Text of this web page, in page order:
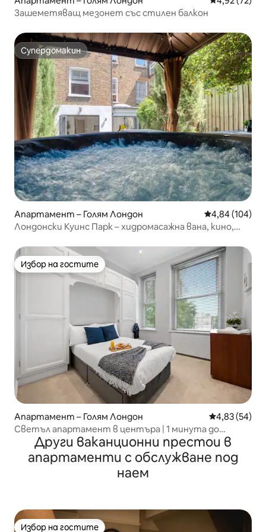
Зашеметяващ мезонет със стилен балкон
Супердомакин
Супердомакин
Апартамент – Голям Лондон Средна
4,84 (104)
Лондонски Куинс Парк – хидромасажна вана, кино,
Избор на гостите
Избор на гостите
Апартамент – Голям Лондон Средна
4,83 (54)
Светъл апартамент в центъра | 1 минута до
гарата | За 6 души
Други ваканционни престои в
апартаменти с обслужване под
наем
Избор на гостите